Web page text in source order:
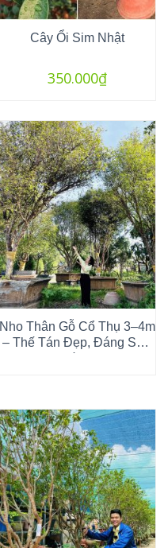
Cây Ổi Sim Nhật
350.000₫
Nho Thân Gỗ Cổ Thụ 3–4m
– Thế Tán Đẹp, Đáng Sưu